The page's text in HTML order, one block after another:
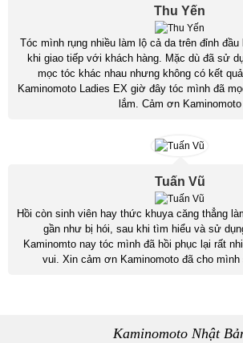
Thu Yến
Tóc mình rụng nhiều làm lộ cả da trên đỉnh
khi giao tiếp với khách hàng. Mặc dù đã sử
mọc tóc khác nhau nhưng không có kết
Kaminomoto Ladies EX giờ đây tóc mình đã
lắm. Cảm ơn Kaminomoto
Tuấn Vũ
Hồi còn sinh viên hay thức khuya căng thẳng
gần như bị hói, sau khi tìm hiểu và sử
Kaminomto nay tóc mình đã hồi phục lại rất
vui. Xin cảm ơn Kaminomoto đã cho
Kaminomoto Nhật